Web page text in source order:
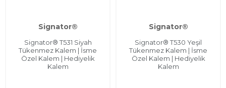
Signator®
Signator® T531 Siyah
Tükenmez Kalem | İsme
Özel Kalem | Hediyelik
Kalem
Signator®
Signator® T530 Yeşil
Tükenmez Kalem | İsme
Özel Kalem | Hediyelik
Kalem